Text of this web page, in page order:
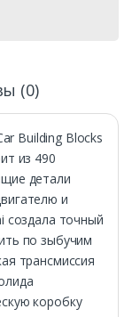
(0)
Building Blocks
из 490
детали
и
создала точный
по зыбучим
трансмиссия
коробку